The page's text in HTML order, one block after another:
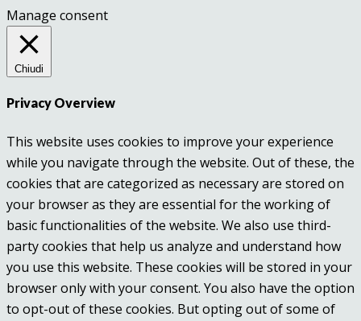
Manage consent
Chiudi
Privacy Overview
This website uses cookies to improve your experience
while you navigate through the website. Out of these, the
cookies that are categorized as necessary are stored on
your browser as they are essential for the working of
basic functionalities of the website. We also use third-
party cookies that help us analyze and understand how
you use this website. These cookies will be stored in your
browser only with your consent. You also have the option
to opt-out of these cookies. But opting out of some of